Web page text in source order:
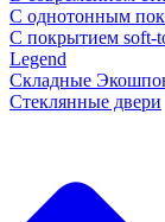
С однотонным
С покрытием soft-
Legend
Складные
Стеклянные двери